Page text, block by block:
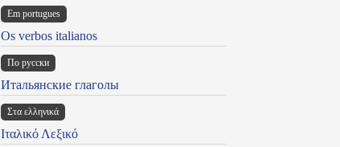
Em portugues
Os verbos italianos
По русски
Итальянские глаголы
Στα ελληνικά
Ιταλικό Λεξικό